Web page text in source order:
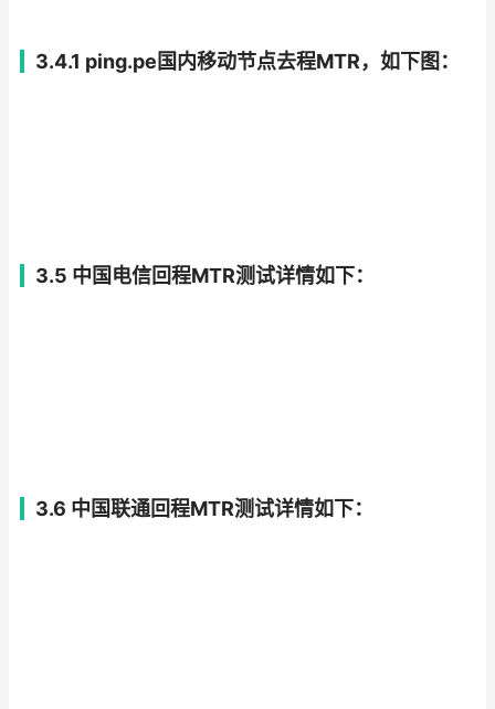
3.4.1 ping.pe国内移动节点去程MTR，如下图：
3.5 中国电信回程MTR测试详情如下：
3.6 中国联通回程MTR测试详情如下：